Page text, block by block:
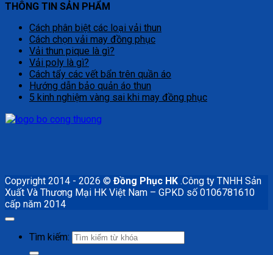
THÔNG TIN SẢN PHẨM
Cách phân biệt các loại vải thun
Cách chọn vải may đồng phục
Vải thun pique là gì?
Vải poly là gì?
Cách tẩy các vết bẩn trên quần áo
Hướng dẫn bảo quản áo thun
5 kinh nghiệm vàng sai khi may đồng phục
Copyright 2014 - 2026 © Đồng Phục HK .Công ty TNHH Sản
Xuất Và Thương Mại HK Việt Nam – GPKD số 0106781610
cấp năm 2014
Tìm kiếm: